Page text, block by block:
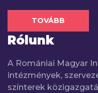
TOVÁBB
Rólunk
A Romániai Magyar
intézmények,
színterek